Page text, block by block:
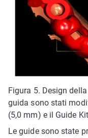
Figura 5. Design
guida sono stati
(5,0 mm) e il Guide
Le guide sono state